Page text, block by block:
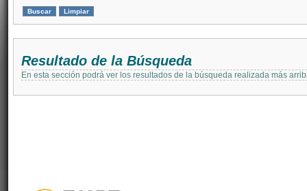
Resultado de la Búsqueda
En esta sección podrá ver los resultados de la búsqueda realizada más